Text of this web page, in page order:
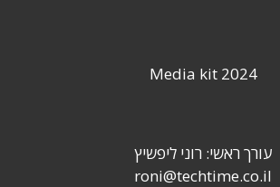
Media kit 2024
עורך ראשי: רוני ליפשיץ
roni@techtime.co.il